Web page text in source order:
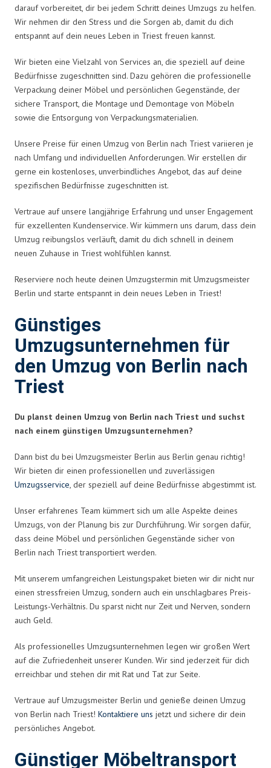
darauf vorbereitet, dir bei jedem Schritt deines Umzugs zu helfen.
Wir nehmen dir den Stress und die Sorgen ab, damit du dich
entspannt auf dein neues Leben in Triest freuen kannst.
Wir bieten eine Vielzahl von Services an, die speziell auf deine
Bedürfnisse zugeschnitten sind. Dazu gehören die professionelle
Verpackung deiner Möbel und persönlichen Gegenstände, der
sichere Transport, die Montage und Demontage von Möbeln
sowie die Entsorgung von Verpackungsmaterialien.
Unsere Preise für einen Umzug von Berlin nach Triest variieren je
nach Umfang und individuellen Anforderungen. Wir erstellen dir
gerne ein kostenloses, unverbindliches Angebot, das auf deine
spezifischen Bedürfnisse zugeschnitten ist.
Vertraue auf unsere langjährige Erfahrung und unser Engagement
für exzellenten Kundenservice. Wir kümmern uns darum, dass dein
Umzug reibungslos verläuft, damit du dich schnell in deinem
neuen Zuhause in Triest wohlfühlen kannst.
Reserviere noch heute deinen Umzugstermin mit Umzugsmeister
Berlin und starte entspannt in dein neues Leben in Triest!
Günstiges
Umzugsunternehmen für
den Umzug von Berlin nach
Triest
Du planst deinen Umzug von Berlin nach Triest und suchst
nach einem günstigen Umzugsunternehmen?
Dann bist du bei Umzugsmeister Berlin aus Berlin genau richtig!
Wir bieten dir einen professionellen und zuverlässigen
Umzugsservice, der speziell auf deine Bedürfnisse abgestimmt ist.
Unser erfahrenes Team kümmert sich um alle Aspekte deines
Umzugs, von der Planung bis zur Durchführung. Wir sorgen dafür,
dass deine Möbel und persönlichen Gegenstände sicher von
Berlin nach Triest transportiert werden.
Mit unserem umfangreichen Leistungspaket bieten wir dir nicht nur
einen stressfreien Umzug, sondern auch ein unschlagbares Preis-
Leistungs-Verhältnis. Du sparst nicht nur Zeit und Nerven, sondern
auch Geld.
Als professionelles Umzugsunternehmen legen wir großen Wert
auf die Zufriedenheit unserer Kunden. Wir sind jederzeit für dich
erreichbar und stehen dir mit Rat und Tat zur Seite.
Vertraue auf Umzugsmeister Berlin und genieße deinen Umzug
von Berlin nach Triest! Kontaktiere uns jetzt und sichere dir dein
persönliches Angebot.
Günstiger Möbeltransport